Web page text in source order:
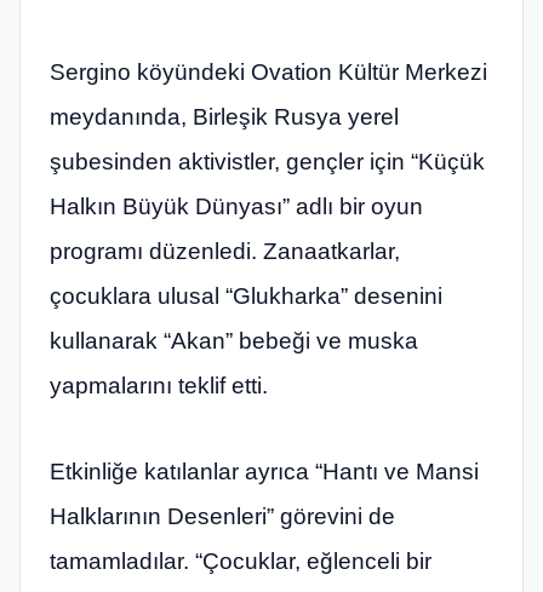
Sergino köyündeki Ovation Kültür Merkezi
meydanında, Birleşik Rusya yerel
şubesinden aktivistler, gençler için “Küçük
Halkın Büyük Dünyası” adlı bir oyun
programı düzenledi. Zanaatkarlar,
çocuklara ulusal “Glukharka” desenini
kullanarak “Akan” bebeği ve muska
yapmalarını teklif etti.
Etkinliğe katılanlar ayrıca “Hantı ve Mansi
Halklarının Desenleri” görevini de
tamamladılar. “Çocuklar, eğlenceli bir